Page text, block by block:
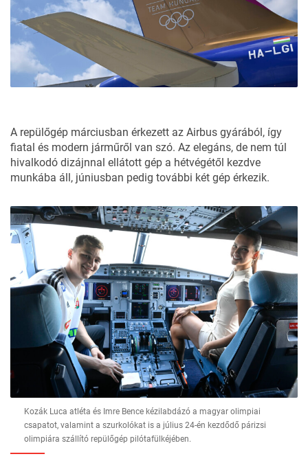
A repülőgép márciusban érkezett az Airbus gyárából, így
fiatal és modern járműről van szó. Az elegáns, de nem túl
hivalkodó dizájnnal ellátott gép a hétvégétől kezdve
munkába áll, júniusban pedig további két gép érkezik.
Kozák Luca atléta és Imre Bence kézilabdázó a magyar olimpiai
csapatot, valamint a szurkolókat is a július 24-én kezdődő párizsi
olimpiára szállító repülőgép pilótafülkéjében.